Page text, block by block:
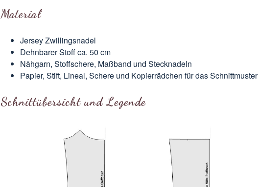
Material
Jersey Zwillingsnadel
Dehnbarer Stoff ca. 50 cm
Nähgarn, Stoffschere, Maßband und Stecknadeln
Papier, Stift, Lineal, Schere und Kopierrädchen für das Schnittmuster
Schnittübersicht und Legende